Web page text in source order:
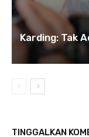
Karding: Tak
TINGGALKAN